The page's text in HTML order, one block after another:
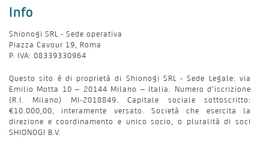
Info
Shionogi SRL - Sede operativa
Piazza Cavour 19, Roma
P. IVA: 08339330964
Questo sito è di proprietà di Shionogi SRL - Sede Legale: via
Emilio Motta 10 – 20144 Milano – Italia. Numero d’iscrizione
(R.I. Milano) MI-2018849. Capitale sociale sottoscritto:
€10.000,00, interamente versato. Società che esercita la
direzione e coordinamento e unico socio, o pluralità di soci
SHIONOGI B.V.